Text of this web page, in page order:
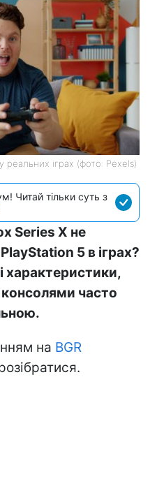
реальних іграх (фото: Pexels)
Читай тільки суть з
Series X не
5 в іграх?
характеристики,
часто
на BGR